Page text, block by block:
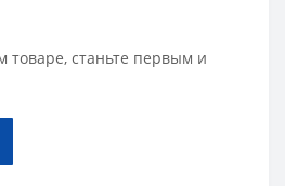
товаре, станьте первым и